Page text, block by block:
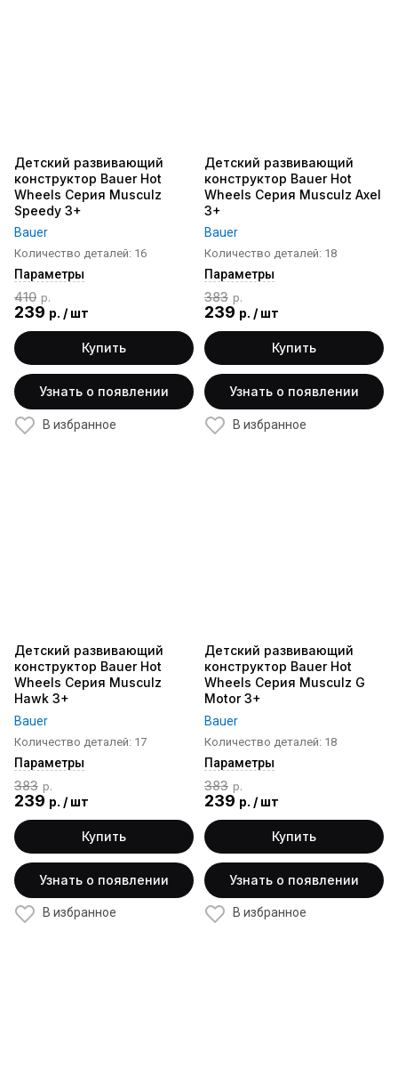
Детский развивающий
конструктор Bauer Hot
Wheels Серия Musculz
Speedy 3+
Bauer
Количество деталей: 16
Параметры
410 р.
239 р. / шт
Купить
Узнать о появлении
В избранное
Детский развивающий
конструктор Bauer Hot
Wheels Серия Musculz Axel
3+
Bauer
Количество деталей: 18
Параметры
383 р.
239 р. / шт
Купить
Узнать о появлении
В избранное
Детский развивающий
конструктор Bauer Hot
Wheels Серия Musculz
Hawk 3+
Bauer
Количество деталей: 17
Параметры
383 р.
239 р. / шт
Купить
Узнать о появлении
В избранное
Детский развивающий
конструктор Bauer Hot
Wheels Серия Musculz G
Motor 3+
Bauer
Количество деталей: 18
Параметры
383 р.
239 р. / шт
Купить
Узнать о появлении
В избранное